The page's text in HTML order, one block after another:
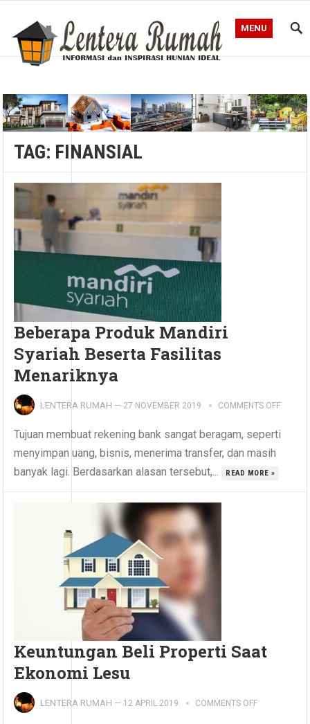
MENU
TAG: FINANSIAL
Beberapa Produk Mandiri
Syariah Beserta Fasilitas
Menariknya
LENTERA RUMAH — 27 NOVEMBER 2019 COMMENTS OFF
Tujuan membuat rekening bank sangat beragam, seperti
menyimpan uang, bisnis, menerima transfer, dan masih
banyak lagi. Berdasarkan alasan tersebut,...
READ MORE »
Keuntungan Beli Properti Saat
Ekonomi Lesu
LENTERA RUMAH — 12 APRIL 2019 COMMENTS OFF